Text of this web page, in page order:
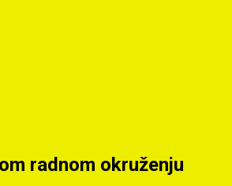
radnom okruženju